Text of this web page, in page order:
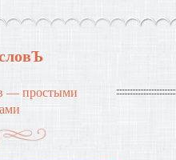
— простыми